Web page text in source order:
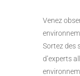
Venez
Sortez des
d’experts